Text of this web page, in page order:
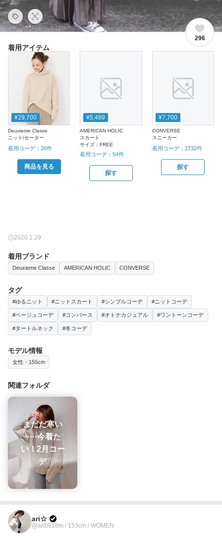
296
着用アイテム
¥29,700
Deuxieme Classe
ニット/セーター
着用コーデ： 26件
商品を見る
¥5,489
AMERICAN HOLIC
スカート
サイズ：FREE
着用コーデ：54件
探す
¥7,700
CONVERSE
スニーカー
着用コーデ： 2732件
探す
2020.1.29
着用ブランド
Deuxieme Classe AMERICAN HOLIC CONVERSE
タグ
#ゆるニット #ニットスカート #シンプルコーデ #ニットコーデ
#ベージュコーデ #コンバース #オトナカジュアル #ワントーンコーデ
#タートルネック #冬コーデ
モデル情報
女性・155cm
関連フォルダ
まだだ寒い
·····今着た
い！2月コー
デ
ari☆
@ari0818m / 153cm / WOMEN